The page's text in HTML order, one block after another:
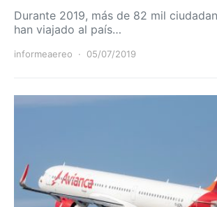
Durante 2019, más de 82 mil
han viajado al país…
informeaereo 05/07/2019